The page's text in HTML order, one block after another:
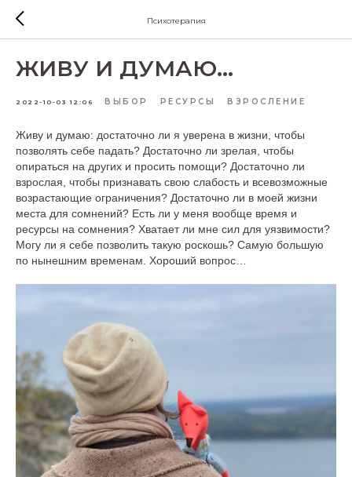
Психотерапия
ЖИВУ И ДУМАЮ…
2022-10-03 12:06 ВЫБОР РЕСУРСЫ ВЗРОСЛЕНИЕ
Живу и думаю: достаточно ли я уверена в жизни, чтобы
позволять себе падать? Достаточно ли зрелая, чтобы
опираться на других и просить помощи? Достаточно ли
взрослая, чтобы признавать свою слабость и всевозможные
возрастающие ограничения? Достаточно ли в моей жизни
места для сомнений? Есть ли у меня вообще время и
ресурсы на сомнения? Хватает ли мне сил для уязвимости?
Могу ли я себе позволить такую роскошь? Самую большую
по нынешним временам. Хороший вопрос…